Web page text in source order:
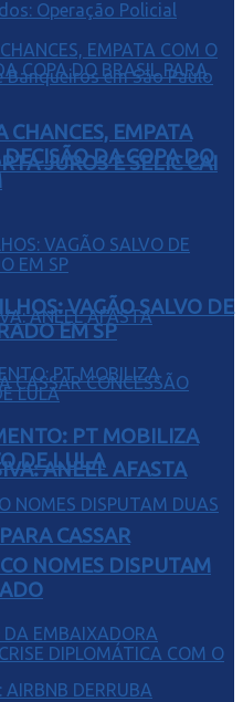
JUROS E SELIC CAI
ANEEL AFASTA
CASSAR
CHANCES, EMPATA
DA COPA DO
VAGÃO SALVO DE
EM SP
PT MOBILIZA
DE LULA
NOMES DISPUTAM